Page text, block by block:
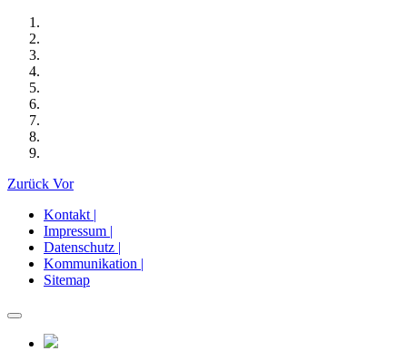
Zurück Vor
Kontakt |
Impressum |
Datenschutz |
Kommunikation |
Sitemap